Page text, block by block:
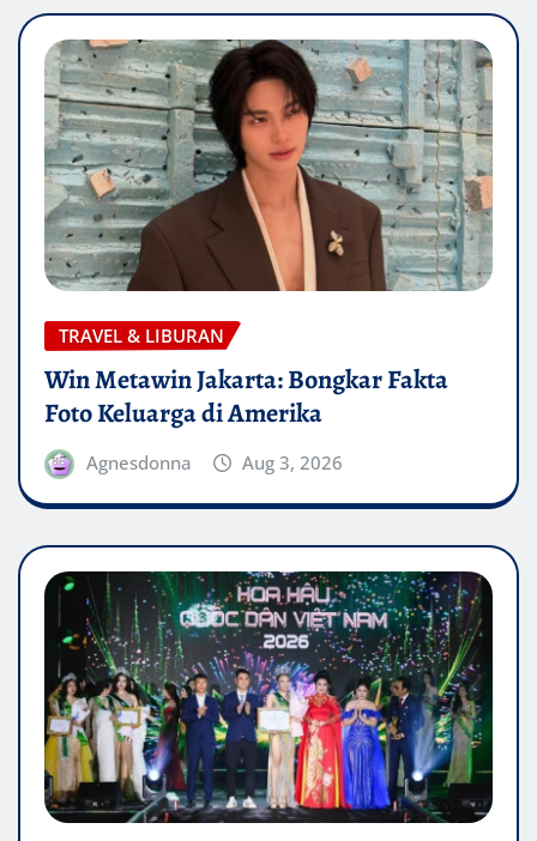
TRAVEL & LIBURAN
Win Metawin Jakarta: Bongkar Fakta
Foto Keluarga di Amerika
Agnesdonna Aug 3, 2026